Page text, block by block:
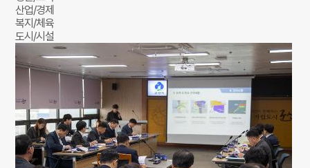
산업/경제
복지/체육
도시/시설